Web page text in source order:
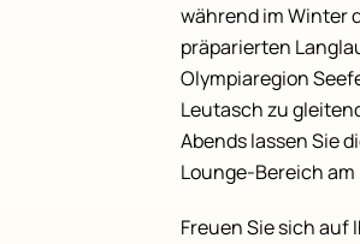
während im Winter
präparierten
Olympiaregion
Leutasch zu
Abends lassen Sie
Lounge-Bereich
Freuen Sie sich auf